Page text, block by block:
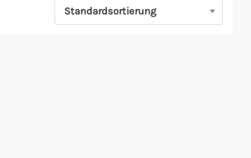
Standardsortierung